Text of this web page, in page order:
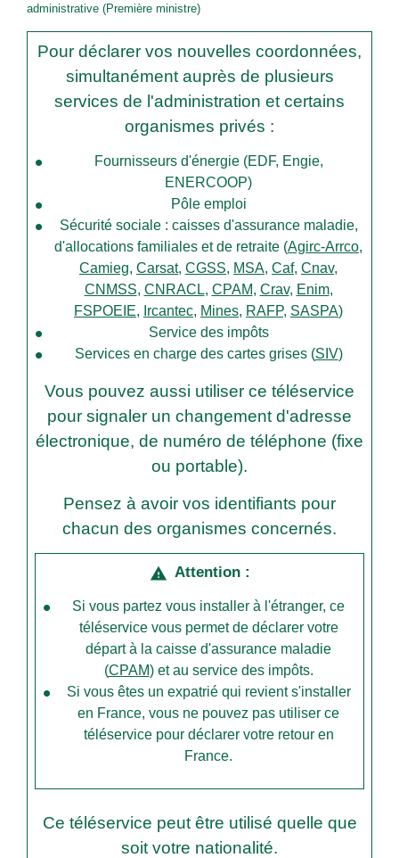
administrative (Première ministre)
Pour déclarer vos nouvelles coordonnées,
simultanément auprès de plusieurs
services de l'administration et certains
organismes privés :
Fournisseurs d'énergie (EDF, Engie,
ENERCOOP)
Pôle emploi
Sécurité sociale : caisses d'assurance maladie,
d'allocations familiales et de retraite (Agirc-Arrco,
Camieg, Carsat, CGSS, MSA, Caf, Cnav,
CNMSS, CNRACL, CPAM, Crav, Enim,
FSPOEIE, Ircantec, Mines, RAFP, SASPA)
Service des impôts
Services en charge des cartes grises (SIV)
Vous pouvez aussi utiliser ce téléservice
pour signaler un changement d'adresse
électronique, de numéro de téléphone (fixe
ou portable).
Pensez à avoir vos identifiants pour
chacun des organismes concernés.
warning Attention :
Si vous partez vous installer à l'étranger, ce
téléservice vous permet de déclarer votre
départ à la caisse d'assurance maladie
(CPAM) et au service des impôts.
Si vous êtes un expatrié qui revient s'installer
en France, vous ne pouvez pas utiliser ce
téléservice pour déclarer votre retour en
France.
Ce téléservice peut être utilisé quelle que
soit votre nationalité.